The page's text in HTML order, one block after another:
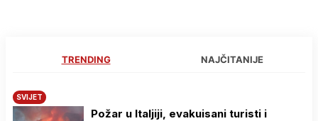
TRENDING NAJČITANIJE
SVIJET
Požar u Italjiji, evakuisani turisti i